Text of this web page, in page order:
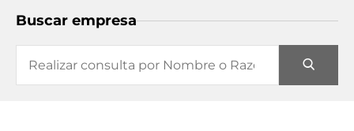
Buscar empresa